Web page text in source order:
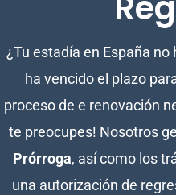
¿Tu estadía en España
ha vencido el plazo
proceso de e renovación
te preocupes! Nosotros
Prórroga, así como los
una autorización de